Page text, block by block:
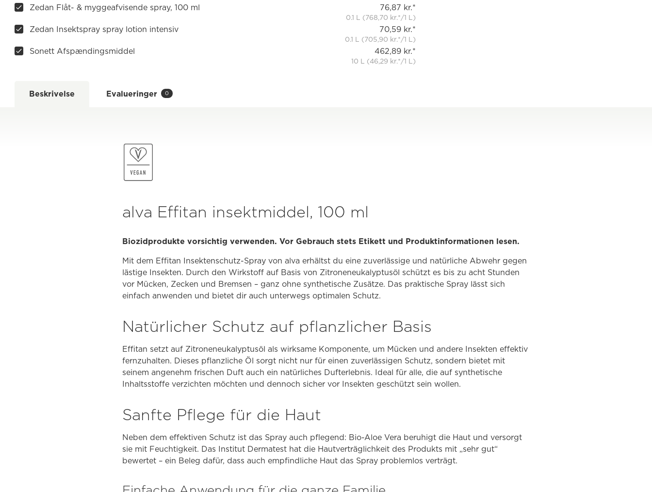
Zedan Flåt- & myggeafvisende spray, 100 ml 76,87 kr.*
0.1 L (768,70 kr.*/1 L)
Zedan Insektspray spray lotion intensiv 70,59 kr.*
0.1 L (705,90 kr.*/1 L)
Sonett Afspændingsmiddel 462,89 kr.*
10 L (46,29 kr.*/1 L)
Beskrivelse Evalueringer 0
alva Effitan insektmiddel, 100 ml
Biozidprodukte vorsichtig verwenden. Vor Gebrauch stets Etikett und Produktinformationen lesen.
Mit dem Effitan Insektenschutz-Spray von alva erhältst du eine zuverlässige und natürliche Abwehr gegen
lästige Insekten. Durch den Wirkstoff auf Basis von Zitroneneukalyptusöl schützt es bis zu acht Stunden
vor Mücken, Zecken und Bremsen – ganz ohne synthetische Zusätze. Das praktische Spray lässt sich
einfach anwenden und bietet dir auch unterwegs optimalen Schutz.
Natürlicher Schutz auf pflanzlicher Basis
Effitan setzt auf Zitroneneukalyptusöl als wirksame Komponente, um Mücken und andere Insekten effektiv
fernzuhalten. Dieses pflanzliche Öl sorgt nicht nur für einen zuverlässigen Schutz, sondern bietet mit
seinem angenehm frischen Duft auch ein natürliches Dufterlebnis. Ideal für alle, die auf synthetische
Inhaltsstoffe verzichten möchten und dennoch sicher vor Insekten geschützt sein wollen.
Sanfte Pflege für die Haut
Neben dem effektiven Schutz ist das Spray auch pflegend: Bio-Aloe Vera beruhigt die Haut und versorgt
sie mit Feuchtigkeit. Das Institut Dermatest hat die Hautverträglichkeit des Produkts mit „sehr gut“
bewertet – ein Beleg dafür, dass auch empfindliche Haut das Spray problemlos verträgt.